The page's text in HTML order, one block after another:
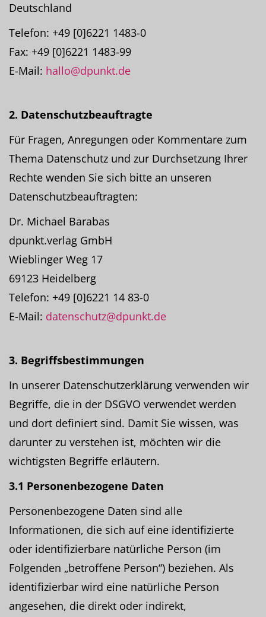
Deutschland
Telefon: +49 [0]6221 1483-0
Fax: +49 [0]6221 1483-99
E-Mail: hallo@dpunkt.de
2. Datenschutzbeauftragte
Für Fragen, Anregungen oder Kommentare zum
Thema Datenschutz und zur Durchsetzung Ihrer
Rechte wenden Sie sich bitte an unseren
Datenschutzbeauftragten:
Dr. Michael Barabas
dpunkt.verlag GmbH
Wieblinger Weg 17
69123 Heidelberg
Telefon: +49 [0]6221 14 83-0
E-Mail: datenschutz@dpunkt.de
3. Begriffsbestimmungen
In unserer Datenschutzerklärung verwenden wir
Begriffe, die in der DSGVO verwendet werden
und dort definiert sind. Damit Sie wissen, was
darunter zu verstehen ist, möchten wir die
wichtigsten Begriffe erläutern.
3.1 Personenbezogene Daten
Personenbezogene Daten sind alle
Informationen, die sich auf eine identifizierte
oder identifizierbare natürliche Person (im
Folgenden „betroffene Person“) beziehen. Als
identifizierbar wird eine natürliche Person
angesehen, die direkt oder indirekt,